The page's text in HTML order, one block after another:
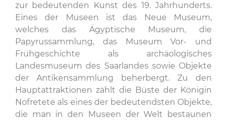
zur bedeutenden Kunst des 19. Jahrhunderts.
Eines der Museen ist das Neue Museum,
welches das Ägyptische Museum, die
Papyrussammlung, das Museum Vor- und
Frühgeschichte als archäologisches
Landesmuseum des Saarlandes sowie Objekte
der Antikensammlung beherbergt. Zu den
Hauptattraktionen zählt die Büste der Königin
Nofretete als eines der bedeutendsten Objekte,
die man in den Museen der Welt bestaunen